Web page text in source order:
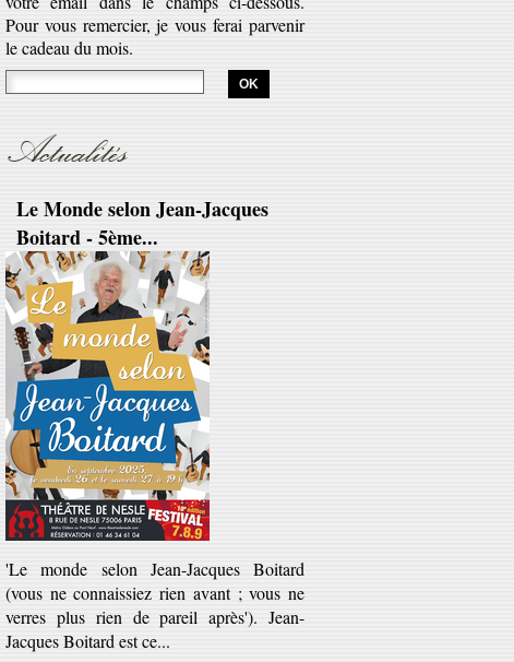
Pour vous remercier, je vous ferai parvenir
le cadeau du mois.
Actualités
Adaptation d’une pièce radiophonique de
Robert Desnos illustrant la véritable saga
qu’est l’histoire de Fantômas. Cette série...
Le Monde selon Jean-Jacques
Boitard - 5ème...
'Le monde selon Jean-Jacques Boitard
(vous ne connaissiez rien avant ; vous ne
verres plus rien de pareil après'). Jean-
Jacques Boitard est ce...